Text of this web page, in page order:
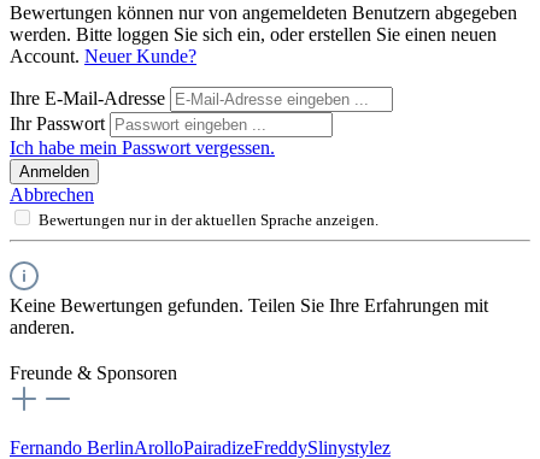
Bewertungen können nur von angemeldeten Benutzern abgegeben
werden. Bitte loggen Sie sich ein, oder erstellen Sie einen neuen
Account. Neuer Kunde?
Ihre E-Mail-Adresse
Ihr Passwort
Ich habe mein Passwort vergessen.
Anmelden
Abbrechen
Bewertungen nur in der aktuellen Sprache anzeigen.
Keine Bewertungen gefunden. Teilen Sie Ihre Erfahrungen mit
anderen.
Freunde & Sponsoren
Fernando BerlinArolloPairadizeFreddySlinystylez